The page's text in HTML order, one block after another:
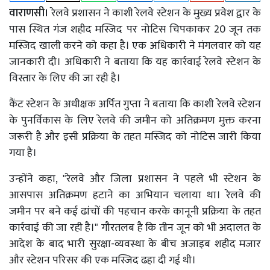
वाराणसी।रेलवे प्रशासन ने काशी रेलवे स्टेशन के मुख्य प्रवेश द्वार के
पास स्थित गंज शहीद मस्जिद पर नोटिस चिपकाकर 20 जून तक
मस्जिद खाली करने को कहा है। एक अधिकारी ने मंगलवार को यह
जानकारी दी। अधिकारी ने बताया कि यह कार्रवाई रेलवे स्टेशन के
विस्तार के लिए की जा रही है।
कैंट स्टेशन के अधीक्षक अर्पित गुप्ता ने बताया कि काशी रेलवे स्टेशन
के पुनर्विकास के लिए रेलवे की जमीन को अतिक्रमण मुक्त करना
जरूरी है और इसी प्रक्रिया के तहत मस्जिद को नोटिस जारी किया
गया है।
उन्होंने कहा, "रेलवे और जिला प्रशासन ने पहले भी स्टेशन के
आसपास अतिक्रमण हटाने का अभियान चलाया था। रेलवे की
जमीन पर बने कई ढांचों की पहचान करके कानूनी प्रक्रिया के तहत
कार्रवाई की जा रही है।" गौरतलब है कि तीन जून को भी अदालत के
आदेश के बाद भारी सुरक्षा-व्यवस्था के बीच अजाइब शहीद मजार
और स्टेशन परिसर की एक मस्जिद ढहा दी गई थी।